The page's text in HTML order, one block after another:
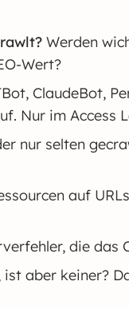
Werden
Wert?
ClaudeBot,
Nur im Access
nur selten
auf
die das
aber keiner?